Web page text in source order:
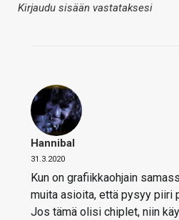
Kirjaudu sisään vastataksesi
Hannibal
31.3.2020
Kun on grafiikkaohjain
muita asioita, että pysyy piiri
Jos tämä olisi chiplet, niin